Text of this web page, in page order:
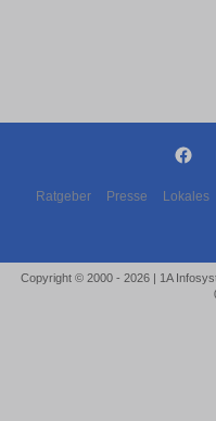
Ratgeber Presse Lokales
Copyright © 2000 - 2026 | 1A